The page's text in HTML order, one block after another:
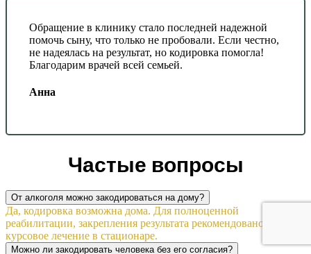
Обращение в клинику стало последней надежной
помочь сыну, что только не пробовали. Если честно,
не надеялась на результат, но кодировка помогла!
Благодарим врачей всей семьей.
Анна
Частые вопросы
От алкоголя можно закодироваться на дому?
Да, кодировка возможна дома. Для полноценной
реабилитации, закрепления результата рекомендовано
курсовое лечение в стационаре.
Можно ли закодировать человека без его согласия?